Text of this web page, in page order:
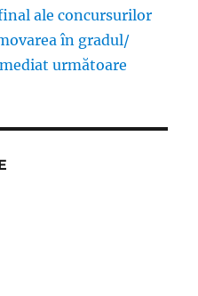
ale concursurilor
în gradul/
următoare